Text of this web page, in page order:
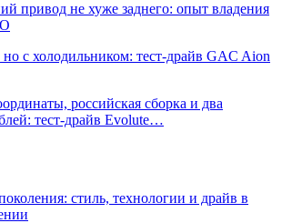
привод не хуже заднего: опыт владения
но с холодильником: тест-драйв GAC Aion
российская сборка и два
тест-драйв Evolute…
стиль, технологии и драйв в